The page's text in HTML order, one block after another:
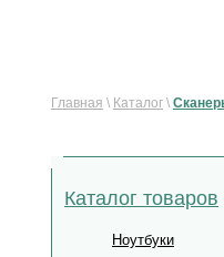
Главная \ Каталог \
Каталог товаров
Ноутбуки